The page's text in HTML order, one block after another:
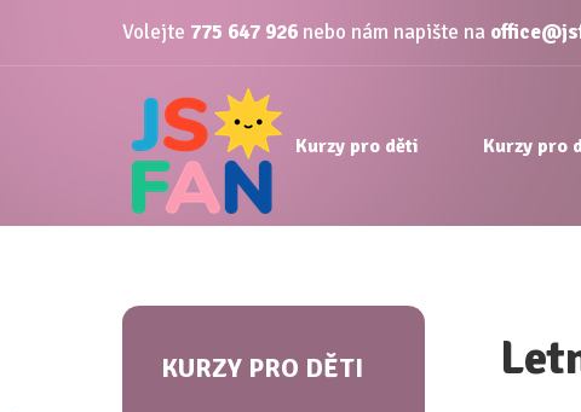
Volejte 775 647 926 nebo nám napište na
Kurzy pro děti Kurzy pro
KURZY PRO DĚTI